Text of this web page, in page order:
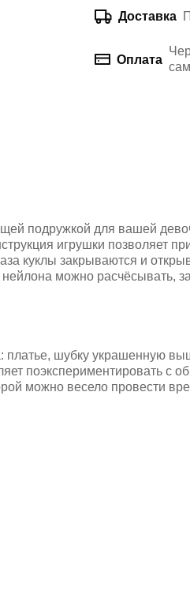
Доставка
Оплата
подружкой для вашей
игрушки позволяет
куклы закрываются и
можно расчёсывать,
шубку украшенную
поэкспериментировать с
можно весело провести